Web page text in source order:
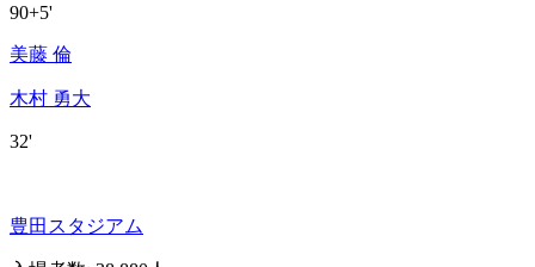
90+5'
美藤 倫
木村 勇大
32'
豊田スタジアム